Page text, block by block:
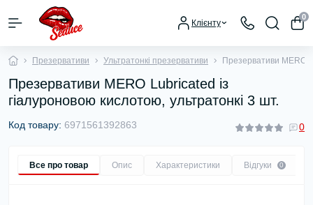
Клієнту
0
Презервативи Ультратонкі презервативи Презервативи MERO
Презервативи MERO Lubricated із
гіалуроновою кислотою, ультратонкі 3 шт.
Код товару: 6971561392863 0
Все про товар Опис Характеристики Відгуки 0